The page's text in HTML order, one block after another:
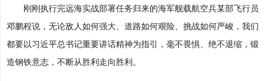
刚刚执行完远海实战部署任务归来的海军舰载航空兵某部飞行员
邓鹏程说，无论敌人如何强大、道路如何艰险、挑战如何严峻，我们
都要以习近平总书记重要讲话精神为指引，毫不畏惧、绝不退缩，锻
造钢铁意志，不断从胜利走向胜利。